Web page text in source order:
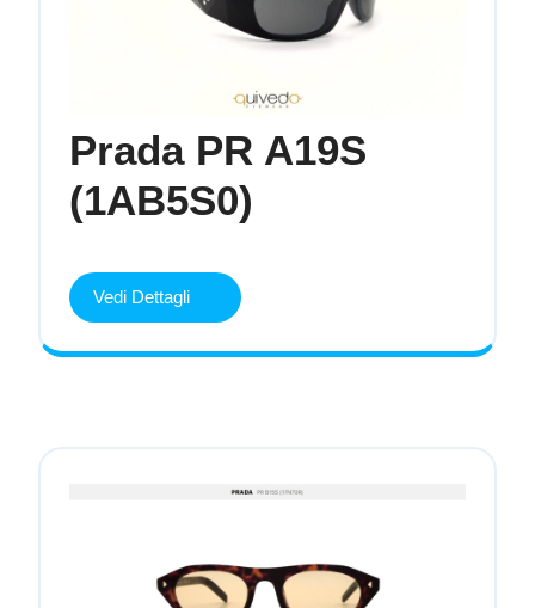
Prada PR A19S
(1AB5S0)
Vedi Dettagli
Vedi
Dettagli